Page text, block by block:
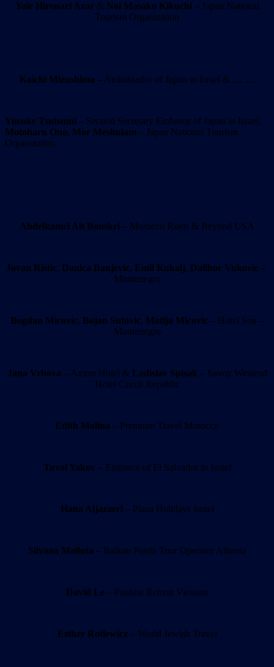
Yair Hironari Azar& Noi Masako Kikuchi – Japan National
Tourism Organization
Koichi Mizushima – Ambassador of Japan in Israel & … …
Yusuke Tsutsumi – Second Secretary Embassy of Japan in Israel,
Motoharu Ono, Mor Meshulam – Japan National Tourism
Organization
Abdelkamel Ait Bouskri – Morocco Riads & Beyond USA
Jovan Ristic, Danica Banjevic, Emil Kukalj, Dalibor Vukovic–
Montenegro
Bogdan Micovic, Bojan Sutovic, Matija Micovic – Hotel Soa –
Montenegro
Jana Vrbova – Axxos Hotel & Ladislav Spisak – Savoy Westend
Hotel Czech Repablic
Edith Molina – Premium Travel Morocco
Tuval Yakov– Embassy of El Salvador in Israel
Hana Aljazaeri – Plaza Holidays Israel
Silvana Malluta – Balkan Pearls Tour Operator Albania
David Le– Panhou Retreat Vietnam
Esther Rotlewicz– World Jewish Travel